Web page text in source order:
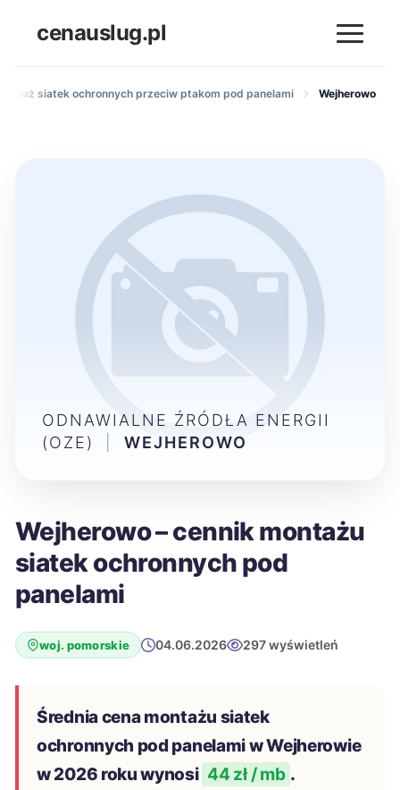
cenauslug.pl
siatek ochronnych przeciw ptakom pod panelami Wejherowo
Wejherowo – cennik montażu
siatek ochronnych pod
panelami
woj. pomorskie 04.06.2026 297 wyświetleń
Średnia cena montażu siatek
ochronnych pod panelami w Wejherowie
w 2026 roku wynosi 44 zł / mb .
ODNAWIALNE ŹRÓDŁA ENERGII
(OZE)
WEJHEROWO